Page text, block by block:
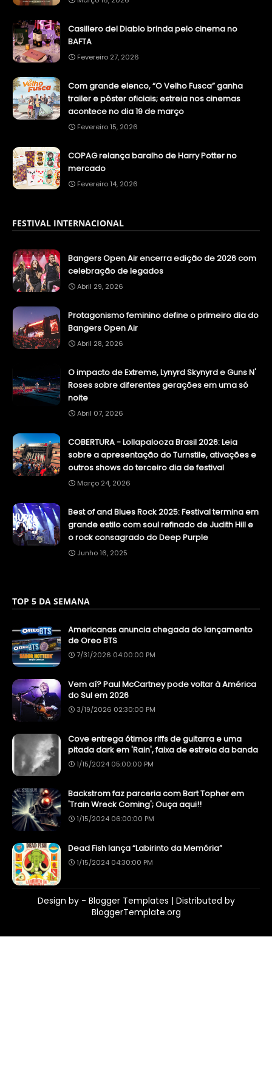
Casillero del Diablo brinda pelo cinema no
BAFTA
Fevereiro 27, 2026
Com grande elenco, “O Velho Fusca” ganha
trailer e pôster oficiais; estreia nos cinemas
acontece no dia 19 de março
Fevereiro 15, 2026
COPAG relança baralho de Harry Potter no
mercado
Fevereiro 14, 2026
FESTIVAL INTERNACIONAL
Bangers Open Air encerra edição de 2026 com
celebração de legados
Abril 29, 2026
Protagonismo feminino define o primeiro dia do
Bangers Open Air
Abril 28, 2026
O impacto de Extreme, Lynyrd Skynyrd e Guns N'
Roses sobre diferentes gerações em uma só
noite
Abril 07, 2026
COBERTURA - Lollapalooza Brasil 2026: Leia
sobre a apresentação do Turnstile, ativações e
outros shows do terceiro dia de festival
Março 24, 2026
Best of and Blues Rock 2025: Festival termina em
grande estilo com soul refinado de Judith Hill e
o rock consagrado do Deep Purple
Junho 16, 2025
TOP 5 DA SEMANA
Americanas anuncia chegada do lançamento
de Oreo BTS
7/31/2026 04:00:00 PM
Vem aí? Paul McCartney pode voltar à América
do Sul em 2026
3/19/2026 02:30:00 PM
Cove entrega ótimos riffs de guitarra e uma
pitada dark em 'Rain', faixa de estreia da banda
1/15/2024 05:00:00 PM
Backstrom faz parceria com Bart Topher em
'Train Wreck Coming'; Ouça aqui!!
1/15/2024 06:00:00 PM
Dead Fish lança “Labirinto da Memória”
1/15/2024 04:30:00 PM
Design by - Blogger Templates | Distributed by
BloggerTemplate.org